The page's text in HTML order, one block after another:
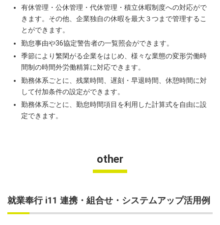
有休管理・公休管理・代休管理・積立休暇制度への対応がで
きます。その他、企業独自の休暇を最大３つまで管理するこ
とができます。
勤怠事由や36協定警告者の一覧照会ができます。
季節により繁閑がる企業をはじめ、様々な業態の変形労働時
間制の時間外労働精算に対応できます。
勤務体系ごとに、残業時間、遅刻・早退時間、休憩時間に対
して付加条件の設定ができます。
勤務体系ごとに、勤怠時間項目を利用した計算式を自由に設
定できます。
other
就業奉行 i11 連携・組合せ・システムアップ活用例